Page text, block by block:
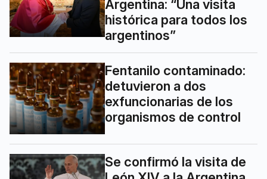
Argentina: “Una visita
histórica para todos los
argentinos”
Fentanilo contaminado:
detuvieron a dos
exfuncionarias de los
organismos de control
Se confirmó la visita de